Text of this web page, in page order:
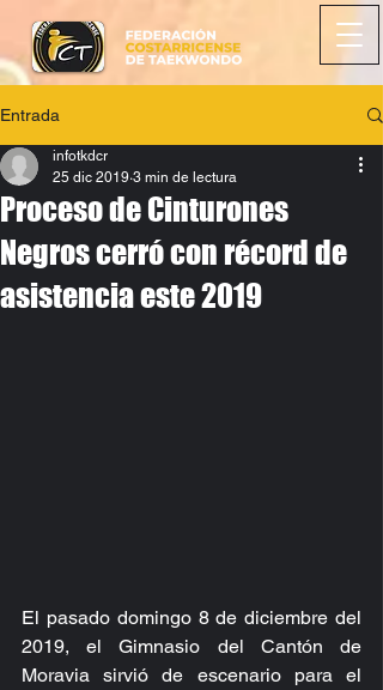
Entrada
Proceso de Cinturones
Negros cerró con récord de
asistencia este 2019
infotkdcr
25 dic 2019 3 min de lectura
El pasado domingo 8 de diciembre del
2019, el Gimnasio del Cantón de
Moravia sirvió de escenario para el